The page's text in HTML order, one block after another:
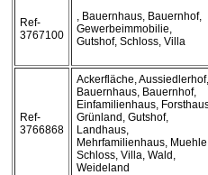
Ref-
3767100
, Bauernhaus, Bauernhof,
Gewerbeimmobilie,
Gutshof, Schloss, Villa
Ref-
3766868
Ackerfläche, Aussiedlerhof,
Bauernhaus, Bauernhof,
Einfamilienhaus,
Grünland, Gutshof,
Landhaus,
Mehrfamilienhaus,
Schloss, Villa, Wald,
Weideland